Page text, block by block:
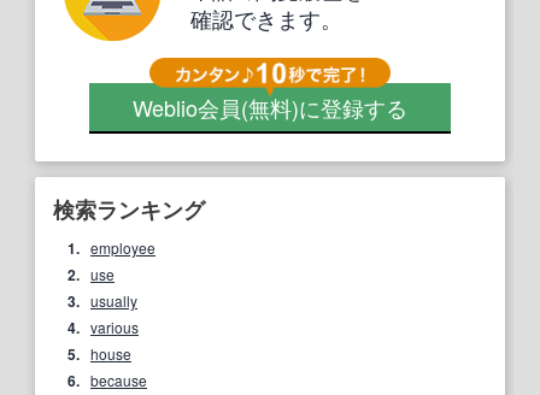
確認できます。
Weblio会員(無料)に登録する
検索ランキング
1. employee
2. use
3. usually
4. various
5. house
6. because